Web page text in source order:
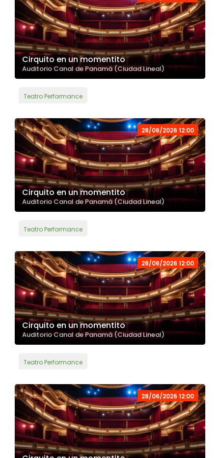
Cirquito en un momentito
Auditorio Canal de Panamá (Ciudad Lineal)
Teatro Performance
28/06/2026 12:00
Cirquito en un momentito
Auditorio Canal de Panamá (Ciudad Lineal)
Teatro Performance
28/06/2026 12:00
Cirquito en un momentito
Auditorio Canal de Panamá (Ciudad Lineal)
Teatro Performance
28/06/2026 12:00